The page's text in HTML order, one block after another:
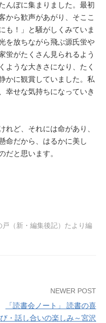
んぼに集まりました。最初
から歓声があがり、そここ
も！」と騒がしくみていま
を放ちながら飛ぶ源氏蛍や
蛍がたくさん見られるよう
ような大きさになり、たく
かに観賞していました。私
幸せな気持ちになっていき
れど、それには命があり、
命だから、はるかに美し
だと思います。
戸（新・編集後記）たより編
NEWER POST
「読書会ノート」 読書の喜
び・話し合いの楽しみ～宮沢